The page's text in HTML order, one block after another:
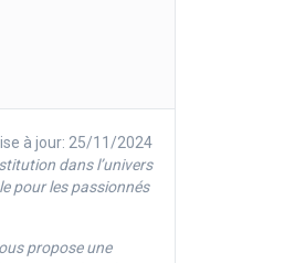
à jour: 25/11/2024
dans l’univers
pour les passionnés
propose une